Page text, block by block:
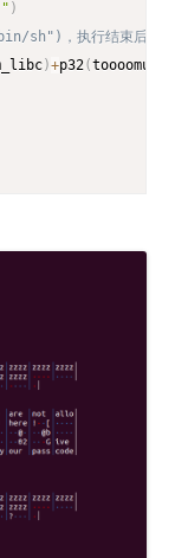
)
sh")，执行结束后返回
)+p32(